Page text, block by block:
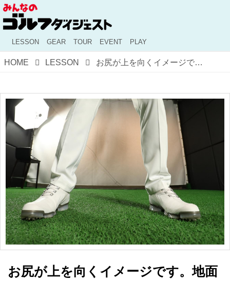
LESSON GEAR TOUR EVENT PLAY
HOME LESSON お尻が上を向くイメージです。地面反力を使える「構え方」【驚異の反力打法～飛ばしたいならバイオメカ #16】
お尻が上を向くイメージです。地面